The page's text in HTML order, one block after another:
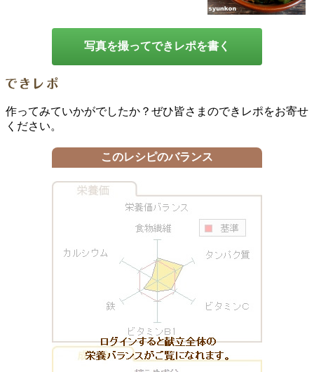
写真を撮ってできレポを書く
作ってみていかがでしたか？ぜひ皆さまのできレポをお寄せ
ください。
このレシピのバランス